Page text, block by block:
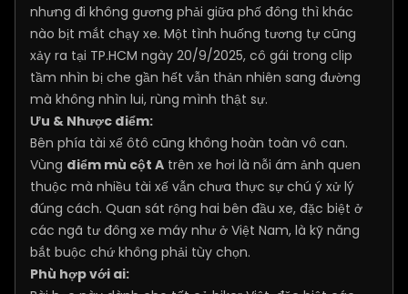
nhưng đi không gương phải giữa phố đông thì khác
nào bịt mắt chạy xe. Một tình huống tương tự cũng
xảy ra tại TP.HCM ngày 20/9/2025, cô gái trong clip
tầm nhìn bị che gần hết vẫn thản nhiên sang đường
mà không nhìn lui, rùng mình thật sự.
Ưu & Nhược điểm:
Bên phía tài xế ôtô cũng không hoàn toàn vô can.
Vùng điểm mù cột A trên xe hơi là nỗi ám ảnh quen
thuộc mà nhiều tài xế vẫn chưa thực sự chú ý xử lý
đúng cách. Quan sát rộng hai bên đầu xe, đặc biệt ở
các ngã tư đông xe máy như ở Việt Nam, là kỹ năng
bắt buộc chứ không phải tùy chọn.
Phù hợp với ai: